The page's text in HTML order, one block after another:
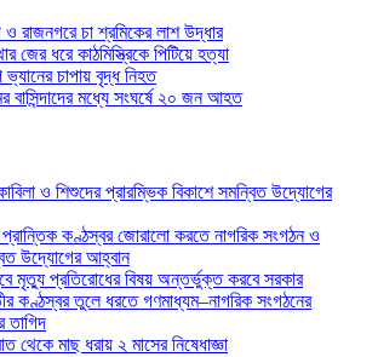
রাজনগরে চা শ্রমিকের লাশ উদ্ধার
জের ধরে কাঠমিস্ত্রিকে পিটিয়ে হত্যা
চাপায় বৃদ্ধ নিহত
বাসিন্দাদের মধ্যে সংঘর্ষে ২০ জন আহত
ও শিশুদের প্রারম্ভিক বিকাশে সমন্বিত উদ্যোগের
প্রান্তিক কণ্ঠস্বর জোরালো করতে নাগরিক সংগঠন ও
উদ্যোগের আহ্বান
মৃত্যু প্রতিরোধের বিষয় অন্তর্ভুক্ত করবে সরকার
কণ্ঠস্বর তুলে ধরতে গণমাধ্যম–নাগরিক সংগঠনের
তাগিদ
থেকে মাছ ধরায় ২ মাসের নিষেধাজ্ঞা